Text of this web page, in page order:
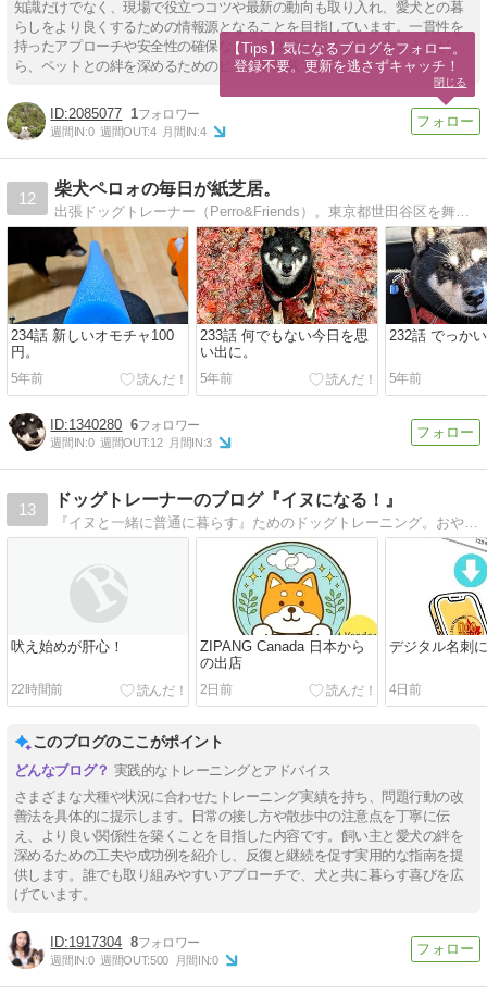
知識だけでなく、現場で役立つコツや最新の動向も取り入れ、愛犬との暮
らしをより良くするための情報源となることを目指しています。一貫性を
持ったアプローチや安全性の確保など、具体的なポイントを押さえなが
ら、ペットとの絆を深めるためのヒントも満載です。
2085077 1
週間IN:0 週間OUT:4 月間IN:4
12
柴犬ペロォの毎日が紙芝居。
出張ドッグトレーナー（Perro&Friends）。東京都世田谷区を舞台に繰り広げる、愛犬ペロォと父さんとその家族の物語。そう誰もが主人公。はじまるよはじまるよ。
234話 新しいオモチャ100
円。
5年前
233話 何でもない今日を思
い出に。
5年前
232話 でっか
5年前
1340280 6
週間IN:0 週間OUT:12 月間IN:3
13
ドッグトレーナーのブログ『イヌになる！』
『イヌと一緒に普通に暮らす』ためのドッグトレーニング。おやつや力を使わずに「自分の家」でできるよう訪問型のレッスンです。かっこよい人とイヌの関係を目指します。
吠え始めが肝心！
22時間前
ZIPANG Canada 日本から
の出店
2日前
デジタル名刺
4日前
このブログのここがポイント
実践的なトレーニングとアドバイス
さまざまな犬種や状況に合わせたトレーニング実績を持ち、問題行動の改
善法を具体的に提示します。日常の接し方や散歩中の注意点を丁寧に伝
え、より良い関係性を築くことを目指した内容です。飼い主と愛犬の絆を
深めるための工夫や成功例を紹介し、反復と継続を促す実用的な指南を提
供します。誰でも取り組みやすいアプローチで、犬と共に暮らす喜びを広
げています。
1917304 8
週間IN:0 週間OUT:500 月間IN:0
【Tips】気になるブログをフォロー。
登録不要。更新を逃さずキャッチ！
閉じる